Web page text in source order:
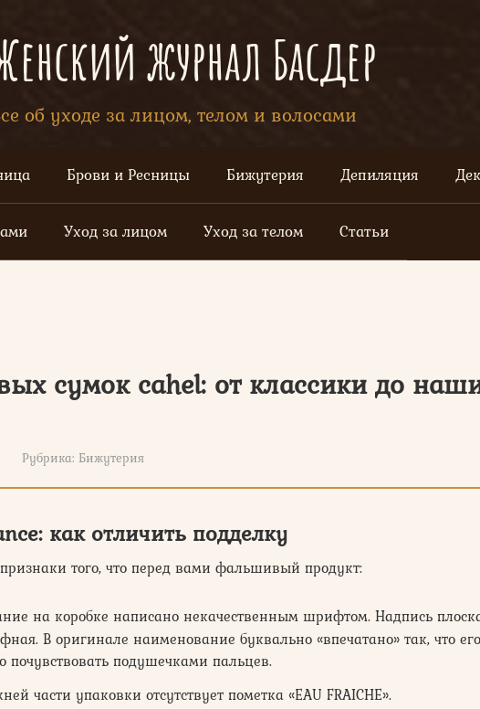
журнал Басдер
об уходе за лицом, телом и волосами
Брови и Ресницы Бижутерия Депиляция
Уход за лицом Уход за телом Статьи
сумок cahel: от классики до
Рубрика: Бижутерия
как отличить подделку
того, что перед вами фальшивый продукт:
на коробке написано некачественным шрифтом. Надпись
В оригинале наименование буквально «впечатано» так, что его
почувствовать подушечками пальцев.
части упаковки отсутствует пометка «EAU FRAICHE».